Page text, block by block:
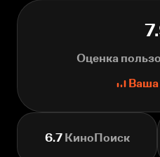
Оценка
Ваша
6.7КиноПоиск